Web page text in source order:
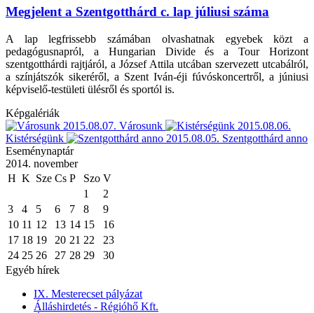
Megjelent a Szentgotthárd c. lap júliusi száma
A lap legfrissebb számában olvashatnak egyebek közt a
pedagógusnapról, a Hungarian Divide és a Tour Horizont
szentgotthárdi rajtjáról, a József Attila utcában szervezett utcabálról,
a színjátszók sikeréről, a Szent Iván-éji fúvóskoncertről, a júniusi
képviselő-testületi ülésről és sportól is.
Képgalériák
2015.08.07. Városunk
2015.08.06.
Kistérségünk
2015.08.05. Szentgotthárd anno
Eseménynaptár
2014. november
H K Sze Cs P Szo V
1
2
3
4 5 6 7 8
9
10 11 12 13 14 15
16
17 18 19 20 21 22
23
24 25 26 27 28 29
30
Egyéb hírek
IX. Mesterecset pályázat
Álláshirdetés - Régióhő Kft.